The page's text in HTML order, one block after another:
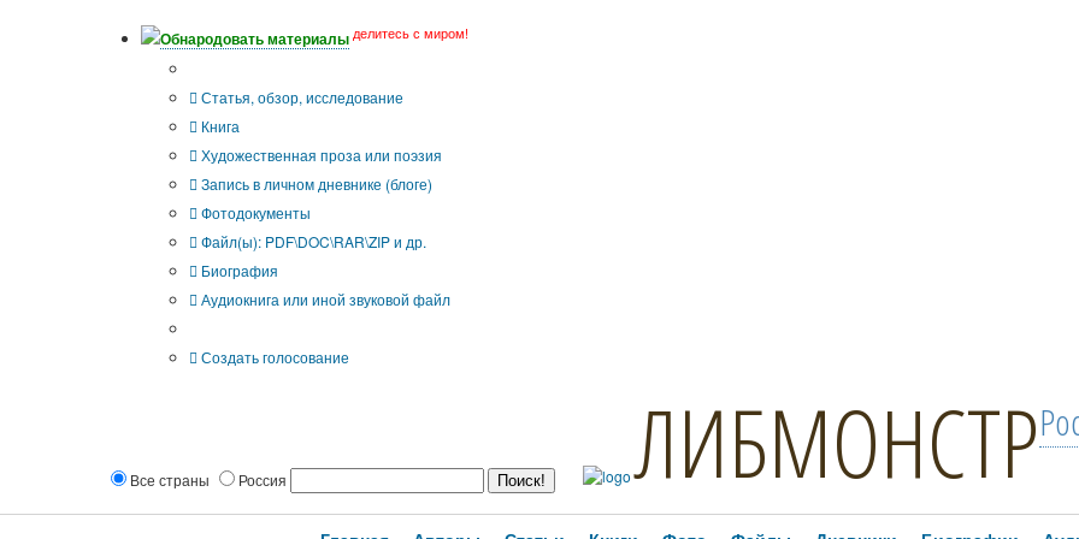
Обнародовать материалы делитесь с миром!
Статья, обзор, исследование
Книга
Художественная проза или поэзия
Запись в личном дневнике (блоге)
Фотодокументы
Файл(ы): PDF\DOC\RAR\ZIP и др.
Биография
Аудиокнига или иной звуковой файл
Создать голосование
Все страны Россия ЛИБМОНСТР